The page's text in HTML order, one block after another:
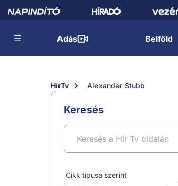
Adás Belföld
HírTv Alexander Stubb
Keresés
Cikk típusa szerint